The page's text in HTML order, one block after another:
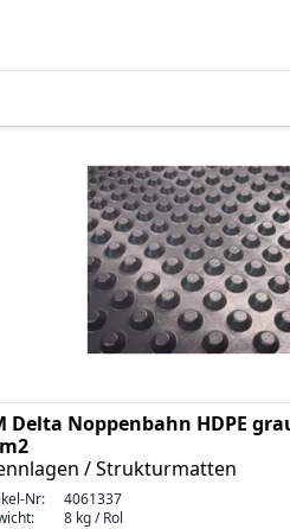
Delta Noppenbahn HDPE
/ Strukturmatten
Nr:
4061337
8 kg / Rol